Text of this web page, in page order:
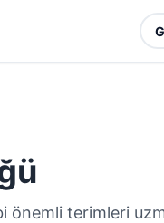
önemli terimleri